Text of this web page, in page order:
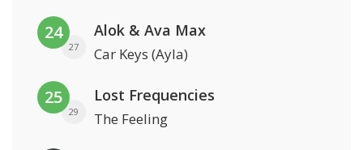
24
27
Alok & Ava Max
Car Keys (Ayla)
25
29
Lost Frequencies
The Feeling